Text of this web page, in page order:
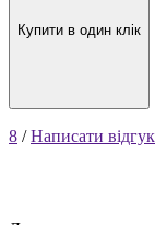
Купити в один клік
8 /Написати відгук